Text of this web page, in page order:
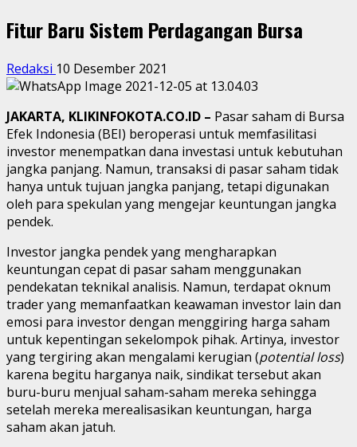
Fitur Baru Sistem Perdagangan Bursa
Redaksi 10 Desember 2021
JAKARTA, KLIKINFOKOTA.CO.ID – Pasar saham di Bursa
Efek Indonesia (BEI) beroperasi untuk memfasilitasi
investor menempatkan dana investasi untuk kebutuhan
jangka panjang. Namun, transaksi di pasar saham tidak
hanya untuk tujuan jangka panjang, tetapi digunakan
oleh para spekulan yang mengejar keuntungan jangka
pendek.
Investor jangka pendek yang mengharapkan
keuntungan cepat di pasar saham menggunakan
pendekatan teknikal analisis. Namun, terdapat oknum
trader yang memanfaatkan keawaman investor lain dan
emosi para investor dengan menggiring harga saham
untuk kepentingan sekelompok pihak. Artinya, investor
yang tergiring akan mengalami kerugian (potential loss)
karena begitu harganya naik, sindikat tersebut akan
buru-buru menjual saham-saham mereka sehingga
setelah mereka merealisasikan keuntungan, harga
saham akan jatuh.